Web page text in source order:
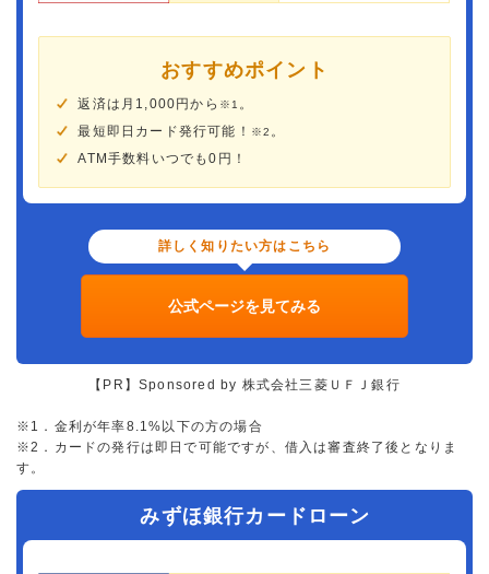
おすすめポイント
返済は月1,000円から ※1 。
最短即日カード発行可能！
※2 。
ATM手数料いつでも0円！
詳しく知りたい方はこちら
公式ページを見てみる
【PR】Sponsored by 株式会社三菱ＵＦＪ銀行
※1．金利が年率8.1%以下の方の場合
※2．カードの発行は即日で可能ですが、借入は審査終了後となりま
す。
みずほ銀行カードローン